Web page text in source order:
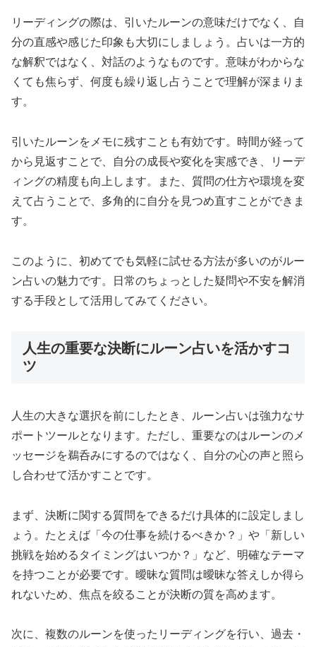
リーディングの際は、引いたルーンの意味だけでなく、自
分の直感や感じた印象も大切にしましょう。占いは一方的
な解釈ではなく、対話のようなものです。意味がわからな
くても焦らず、何度も繰り返し占うことで理解が深まりま
す。
引いたルーンをメモに残すことも有効です。時間が経って
から見返すことで、自分の成長や変化を実感でき、リーデ
ィングの精度も向上します。また、質問の仕方や環境を変
えて占うことで、多角的に自分を見つめ直すことができま
す。
このように、初めてでも気軽に試せる方法が多いのがルー
ン占いの魅力です。日常のちょっとした疑問や不安を解消
する手段として活用してみてください。
人生の重要な決断にルーン占いを活かすコ
ツ
人生の大きな選択を前にしたとき、ルーン占いは強力なサ
ポートツールとなります。ただし、重要なのはルーンのメ
ッセージを鵜呑みにするのではなく、自分の心の声と照ら
し合わせて活かすことです。
まず、決断に関する質問をできるだけ具体的に設定しまし
ょう。たとえば「今の仕事を続けるべきか？」や「新しい
挑戦を始めるタイミングはいつか？」など、明確なテーマ
を持つことが必要です。曖昧な質問は曖昧な答えしか得ら
れないため、焦点を絞ることが決断の質を高めます。
次に、複数のルーンを使ったリーディングを行い、過去・